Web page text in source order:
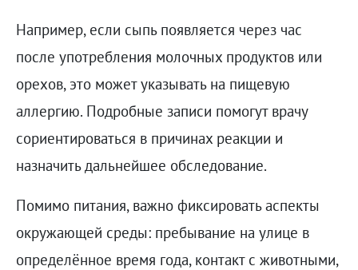
Например, если сыпь появляется через час
после употребления молочных продуктов или
орехов, это может указывать на пищевую
аллергию. Подробные записи помогут врачу
сориентироваться в причинах реакции и
назначить дальнейшее обследование.
Помимо питания, важно фиксировать аспекты
окружающей среды: пребывание на улице в
определённое время года, контакт с животными,